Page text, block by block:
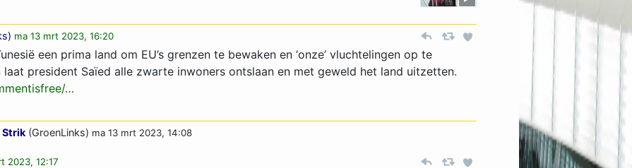
) ma 13 mrt 2023, 16:20
een prima land om EU’s grenzen te bewaken en ‘onze’ vluchtelingen op te
laat president Saïed alle zwarte inwoners ontslaan en met geweld het land uitzetten.
…­
Strik (GroenLinks) ma 13 mrt 2023, 14:08
2023, 12:17